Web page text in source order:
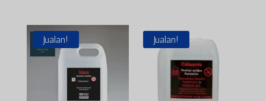
$1,300.00.
$1,890.00.
Jualan! Jualan!